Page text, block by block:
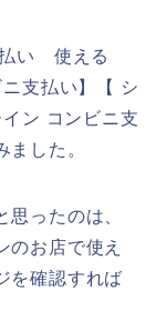
払い 使える
支払い】【 シ
ン コンビニ支
した。
ったのは、
のお店で使え
を確認すれば